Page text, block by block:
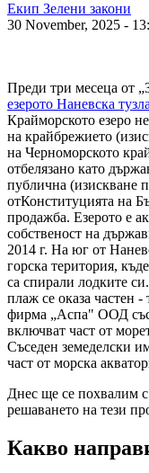
Екип Зелени закони
30 November, 2025 -
Преди три месеца от
езерото Наневска тузла
Крайморското езеро
на крайбрежието
на Черноморското
отбелязано като
публична (изискване
отКонституцията на
продажба. Езерото е
собственост на
2014 г. На юг от
горска територия,
са спирали лодките
плаж се оказа частен
фирма „Аспа" ООД със
включват част от
Съседен земеделски
част от морска
Днес ще се похвалим
решаването на тези
Какво